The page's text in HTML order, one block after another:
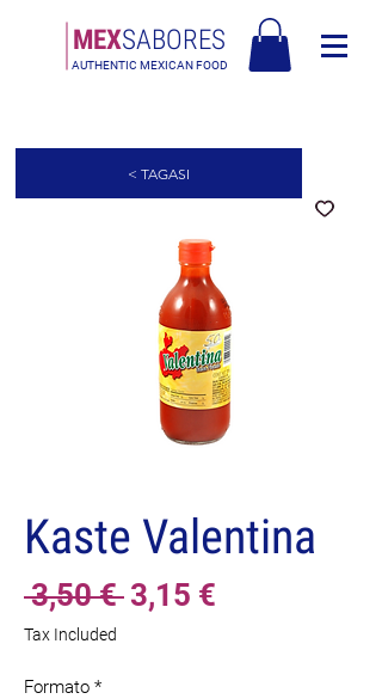
MEXSABORES
AUTHENTIC MEXICAN FOOD
Kaste Valentina
3,50 € Regular
3,15 €
Tax Included
Formato *
< TAGASI